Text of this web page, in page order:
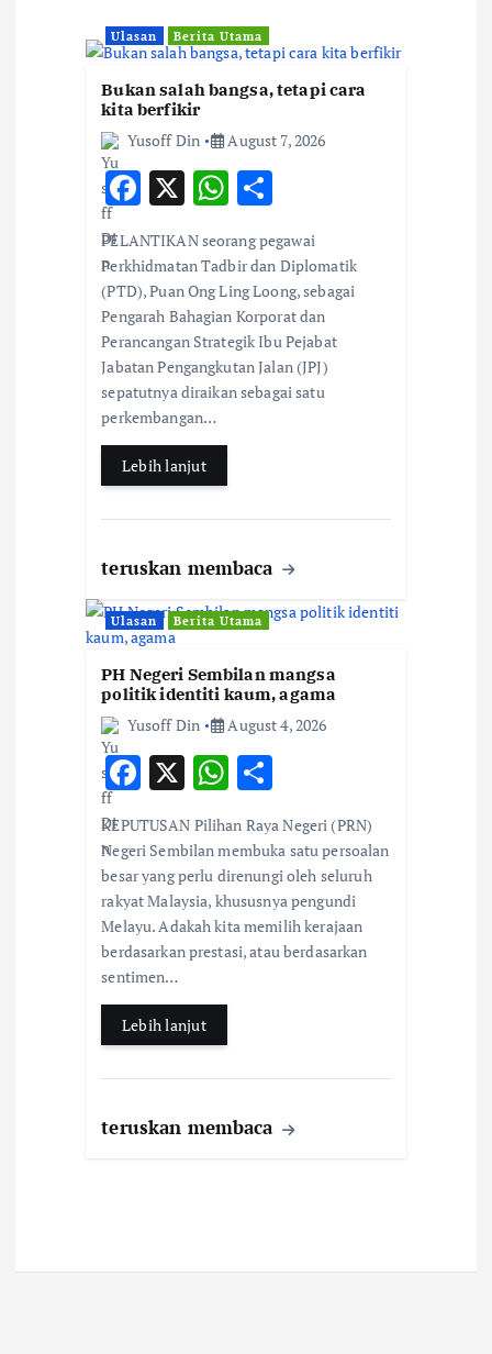
Ulasan Berita Utama
Bukan salah bangsa, tetapi cara
kita berfikir
Yusoff Din
August 7, 2026
F
ac
e
b
o
o
k
X W
at
s
A
p
p
ar
e
PELANTIKAN seorang pegawai
Perkhidmatan Tadbir dan Diplomatik
(PTD), Puan Ong Ling Loong, sebagai
Pengarah Bahagian Korporat dan
Perancangan Strategik Ibu Pejabat
Jabatan Pengangkutan Jalan (JPJ)
sepatutnya diraikan sebagai satu
perkembangan…
Lebih lanjut
teruskan membaca
Ulasan Berita Utama
PH Negeri Sembilan mangsa
politik identiti kaum, agama
Yusoff Din
August 4, 2026
F
ac
e
b
o
o
k
X W
h
at
s
A
p
h
ar
e
KEPUTUSAN Pilihan Raya Negeri (PRN)
Negeri Sembilan membuka satu persoalan
besar yang perlu direnungi oleh seluruh
rakyat Malaysia, khususnya pengundi
Melayu. Adakah kita memilih kerajaan
berdasarkan prestasi, atau berdasarkan
sentimen…
Lebih lanjut
teruskan membaca